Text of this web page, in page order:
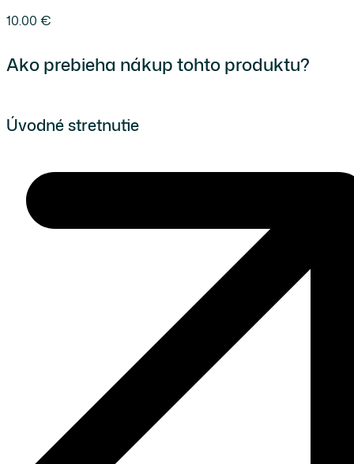
10.00 €
Ako prebieha nákup tohto produktu?
Úvodné stretnutie